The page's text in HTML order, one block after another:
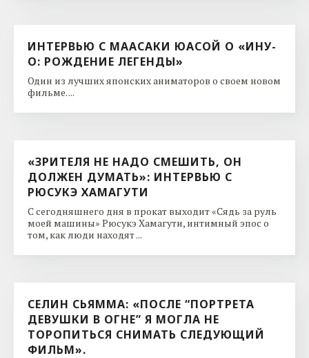
ИНТЕРВЬЮ С МААСАКИ ЮАСОЙ О «ИНУ-
О: РОЖДЕНИЕ ЛЕГЕНДЫ»
Один из лучших японских аниматоров о своем новом
фильме. ...
«ЗРИТЕЛЯ НЕ НАДО СМЕШИТЬ, ОН
ДОЛЖЕН ДУМАТЬ»: ИНТЕРВЬЮ С
РЮСУКЭ ХАМАГУТИ
С сегодняшнего дня в прокат выходит «Сядь за руль
моей машины» Рюсукэ Хамагути, интимный эпос о
том, как люди находят ...
СЕЛИН СЬЯММА: «ПОСЛЕ “ПОРТРЕТА
ДЕВУШКИ В ОГНЕ” Я МОГЛА НЕ
ТОРОПИТЬСЯ СНИМАТЬ СЛЕДУЮЩИЙ
ФИЛЬМ».